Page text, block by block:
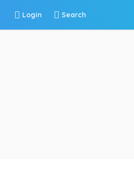
Login Search